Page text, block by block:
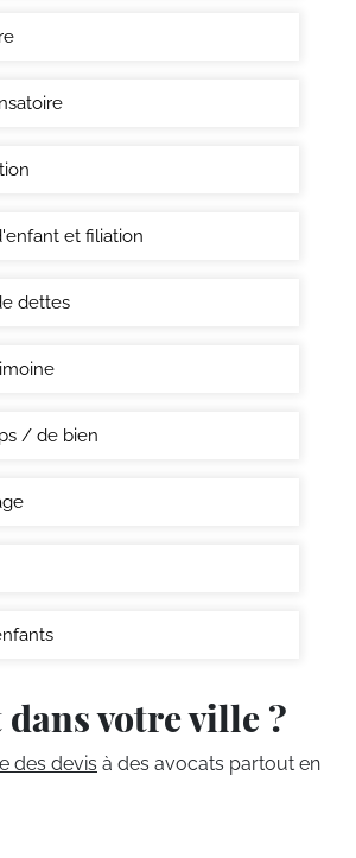
et filiation
dettes
/ de bien
dans votre ville ?
des devis à des avocats partout en